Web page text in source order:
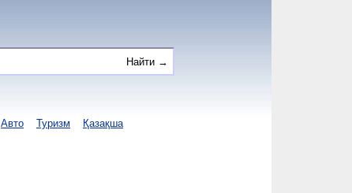
Авто Туризм Қазақша